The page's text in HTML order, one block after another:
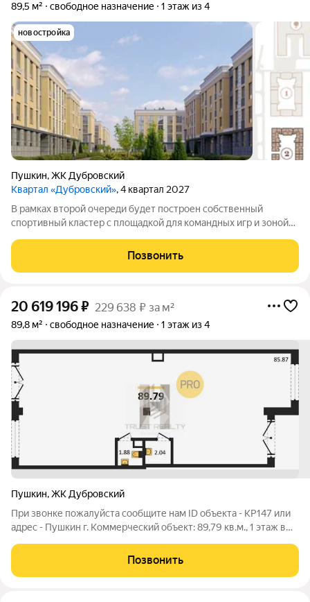
89,5 м² свободное назначение 1 этаж из 4
новостройка
Пушкин,ЖК Дубровский
Квартал «Дубровский», 4 квартал 2027
В рамках второй очереди будет построен собственный
спортивный кластер с площадкой для командных игр и зоной
и гармонично вписывается в концепцию проекта. Также на
территории очереди
Позвонить
20 619 196₽ 229 638 ₽ за м²
89,8 м² свободное назначение 1 этаж из 4
Пушкин,ЖК Дубровский
При звонке пожалуйста сообщите нам ID объекта - KP147 или
адрес - Пушкин г. Коммерческий объект: 89,79 кв.м., 1 этаж в
Позвонить